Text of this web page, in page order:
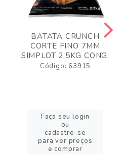
BATATA CRUNCH
CORTE FINO 7MM
SIMPLOT 2,5KG CONG.
Código: 63915
Faça seu login
ou
cadastre-se
para ver preços
e comprar